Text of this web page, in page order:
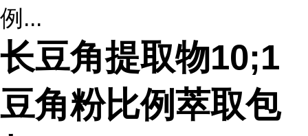
例...
长豆角提取物10;1
豆角粉比例萃取包